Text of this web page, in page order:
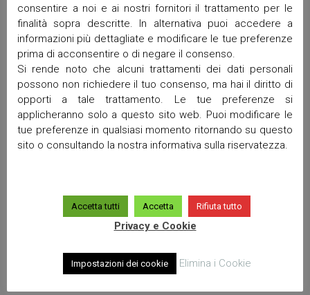
Febbraio 2025
Gennaio 2025
Dicembre 2024
Ottobre 2024
Luglio 2024
Giugno 2024
Maggio 2024
Aprile 2024
Dicembre 2023
Ottobre 2023
Giugno 2023
consentire a noi e ai nostri fornitori il trattamento per le
finalità sopra descritte. In alternativa puoi accedere a
informazioni più dettagliate e modificare le tue preferenze
prima di acconsentire o di negare il consenso.
Si rende noto che alcuni trattamenti dei dati personali
possono non richiedere il tuo consenso, ma hai il diritto di
opporti a tale trattamento. Le tue preferenze si
applicheranno solo a questo sito web. Puoi modificare le
tue preferenze in qualsiasi momento ritornando su questo
sito o consultando la nostra informativa sulla riservatezza.
Accetta tutti Accetta Rifiuta tutto
Privacy e Cookie
Impostazioni dei cookie Elimina i Cookie